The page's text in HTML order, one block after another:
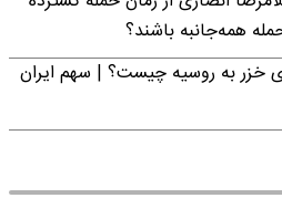
همه‌جانبه باشند؟
خزر به روسیه چیست؟ | سهم ایران